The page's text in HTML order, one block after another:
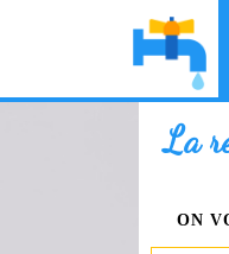
La
ON